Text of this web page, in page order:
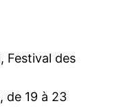
, Festival des
de 19 à 23